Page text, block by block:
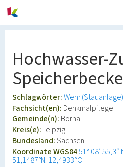
Hochwasser-
Schlagwörter:Wehr (Stauanlage)
Fachsicht(en): Denkmalpflege
Gemeinde(n): Borna
Kreis(e): Leipzig
Bundesland:Sachsen
Koordinate WGS8451° 08′ 55,3″
51,1487°N: 12,4933°O